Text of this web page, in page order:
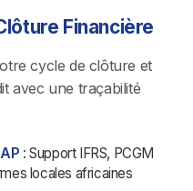
Financière
cycle de clôture et
avec une traçabilité
: Support IFRS, PCGM
locales africaines